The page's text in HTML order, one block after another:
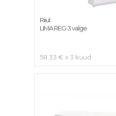
58.33 € x 3 kuud
Riiul
LIMA REG-3 valge